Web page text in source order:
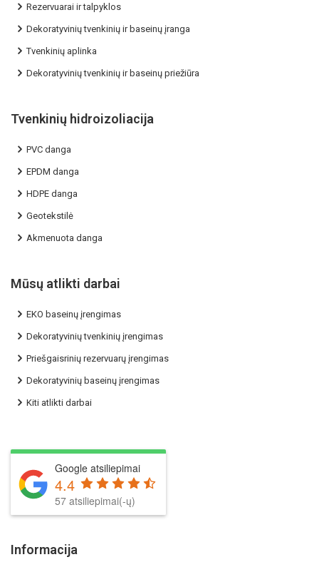
Rezervuarai ir talpyklos
Dekoratyvinių tvenkinių ir baseinų įranga
Tvenkinių aplinka
Dekoratyvinių tvenkinių ir baseinų priežiūra
Tvenkinių hidroizoliacija
PVC danga
EPDM danga
HDPE danga
Geotekstilė
Akmenuota danga
Mūsų atlikti darbai
EKO baseinų įrengimas
Dekoratyvinių tvenkinių įrengimas
Priešgaisrinių rezervuarų įrengimas
Dekoratyvinių baseinų įrengimas
Kiti atlikti darbai
Google atsiliepimai
4.4
57 atsiliepimai(-ų)
Informacija